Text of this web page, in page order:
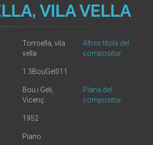
VILA VELLA
Torroella, vila
vella
Altres títols del
compositor
1.3BouGel011
Bou i Geli,
Vicenç
Plana del
compositor
1952
Piano